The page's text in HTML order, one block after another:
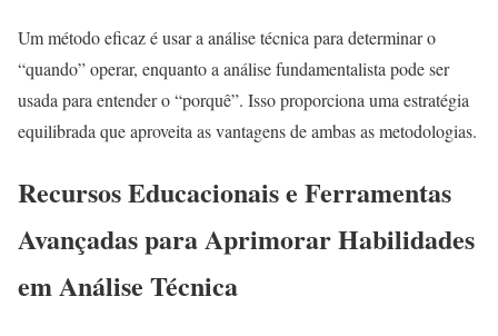
Um método eficaz é usar a análise técnica para determinar o
“quando” operar, enquanto a análise fundamentalista pode ser
usada para entender o “porquê”. Isso proporciona uma estratégia
equilibrada que aproveita as vantagens de ambas as metodologias.
Recursos Educacionais e Ferramentas
Avançadas para Aprimorar Habilidades
em Análise Técnica